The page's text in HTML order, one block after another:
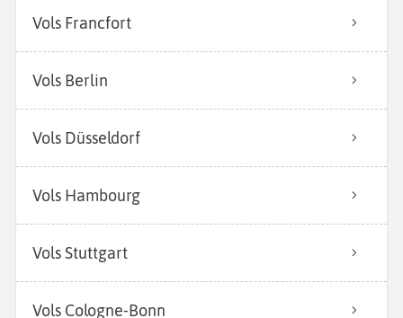
Vols Francfort
Vols Berlin
Vols Düsseldorf
Vols Hambourg
Vols Stuttgart
Vols Cologne-Bonn